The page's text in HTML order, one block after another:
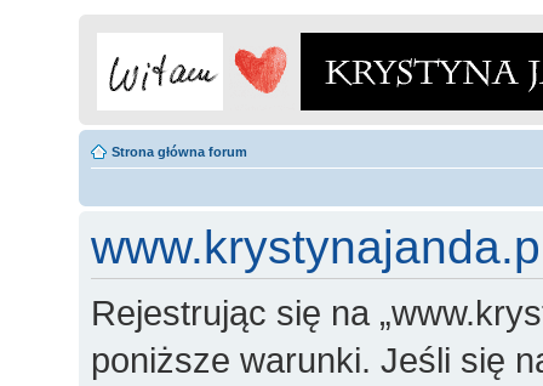
Strona główna forum
Rejestrując się na
poniższe warunki. Jeśli się